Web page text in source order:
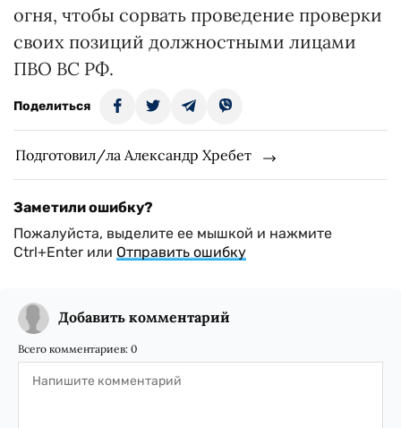
огня, чтобы сорвать проведение проверки
своих позиций должностными лицами
ПВО ВС РФ.
Поделиться
Подготовил/ла Александр Хребет
Заметили ошибку?
Пожалуйста, выделите ее мышкой и нажмите
Ctrl+Enter или Отправить ошибку
Добавить комментарий
Всего комментариев: 0